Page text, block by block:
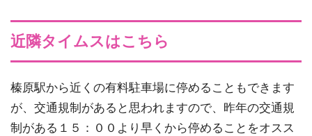
近隣タイムスはこちら
榛原駅から近くの有料駐車場に停めることもできます
が、交通規制があると思われますので、昨年の交通規
制がある１５：００より早くから停めることをオスス